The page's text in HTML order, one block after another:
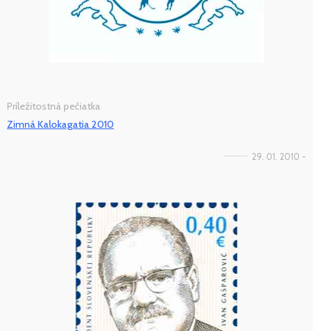
Príležitostná pečiatka
Zimná Kalokagatia 2010
29. 01. 2010 -